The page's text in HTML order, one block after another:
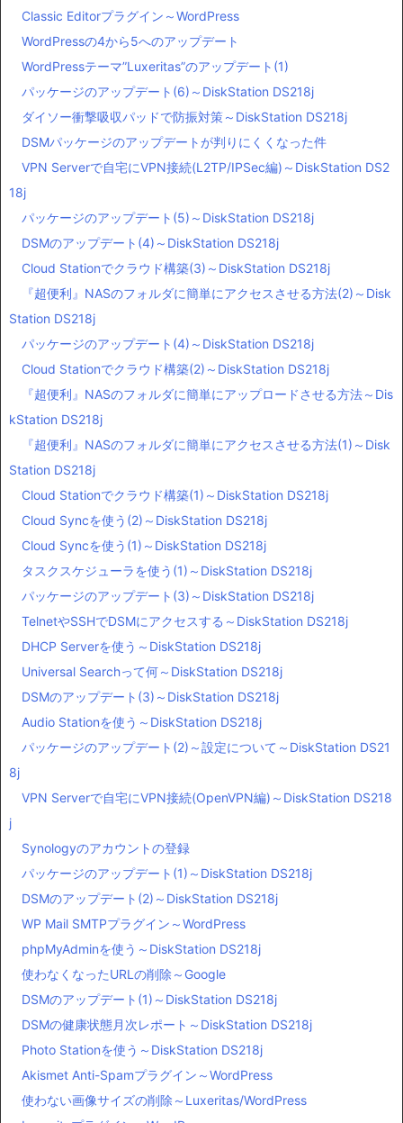
Classic Editorプラグイン～WordPress
WordPressの4から5へのアップデート
WordPressテーマ”Luxeritas”のアップデート(1)
パッケージのアップデート(6)～DiskStation DS218j
ダイソー衝撃吸収パッドで防振対策～DiskStation DS218j
DSMパッケージのアップデートが判りにくくなった件
VPN Serverで自宅にVPN接続(L2TP/IPSec編)～DiskStation DS2
18j
パッケージのアップデート(5)～DiskStation DS218j
DSMのアップデート(4)～DiskStation DS218j
Cloud Stationでクラウド構築(3)～DiskStation DS218j
『超便利』NASのフォルダに簡単にアクセスさせる方法(2)～Disk
Station DS218j
パッケージのアップデート(4)～DiskStation DS218j
Cloud Stationでクラウド構築(2)～DiskStation DS218j
『超便利』NASのフォルダに簡単にアップロードさせる方法～Dis
kStation DS218j
『超便利』NASのフォルダに簡単にアクセスさせる方法(1)～Disk
Station DS218j
Cloud Stationでクラウド構築(1)～DiskStation DS218j
Cloud Syncを使う(2)～DiskStation DS218j
Cloud Syncを使う(1)～DiskStation DS218j
タスクスケジューラを使う(1)～DiskStation DS218j
パッケージのアップデート(3)～DiskStation DS218j
TelnetやSSHでDSMにアクセスする～DiskStation DS218j
DHCP Serverを使う～DiskStation DS218j
Universal Searchって何～DiskStation DS218j
DSMのアップデート(3)～DiskStation DS218j
Audio Stationを使う～DiskStation DS218j
パッケージのアップデート(2)～設定について～DiskStation DS21
8j
VPN Serverで自宅にVPN接続(OpenVPN編)～DiskStation DS218
j
Synologyのアカウントの登録
パッケージのアップデート(1)～DiskStation DS218j
DSMのアップデート(2)～DiskStation DS218j
WP Mail SMTPプラグイン～WordPress
phpMyAdminを使う～DiskStation DS218j
使わなくなったURLの削除～Google
DSMのアップデート(1)～DiskStation DS218j
DSMの健康状態月次レポート～DiskStation DS218j
Photo Stationを使う～DiskStation DS218j
Akismet Anti-Spamプラグイン～WordPress
使わない画像サイズの削除～Luxeritas/WordPress